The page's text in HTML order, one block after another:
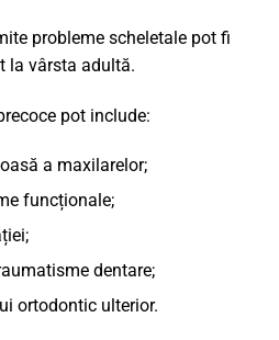
probleme scheletale pot fi
la vârsta adultă.
pot include:
a maxilarelor;
funcționale;
dentare;
ortodontic ulterior.